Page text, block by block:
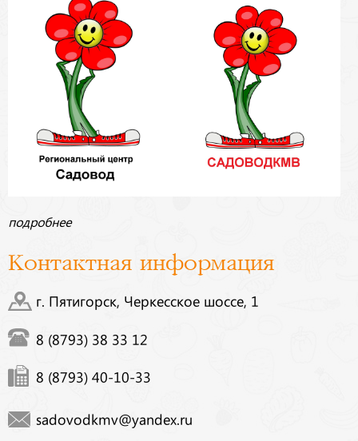
подробнее
Контактная информация
г. Пятигорск, Черкесское шоссе, 1
8 (8793) 38 33 12
8 (8793) 40-10-33
sadovodkmv@yandex.ru